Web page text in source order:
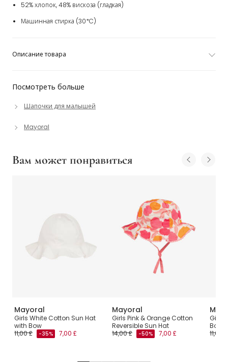
Посмотреть больше
Шапочки для малышей
Mayoral
52% хлопок, 48% вискоза (гладкая)
Машинная стирка (30*C)
Описание товара
Вам может понравиться
Mayoral
Girls White Cotton Sun Hat
with Bow
11,00 £
-35% 7,00 £
Mayoral
Girls Pink & Orange Cotton
Reversible Sun Hat
14,00 £
-50% 7,00 £
Girls
Bow
11,00 £